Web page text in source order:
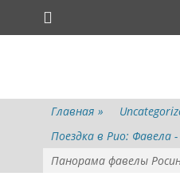
Основное меню
Главная »
Поездка в Рио: Фавела
Панорама фавелы